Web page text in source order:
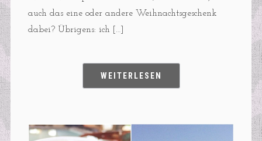
auch das eine oder andere Weihnachtsgeschenk
dabei? Übrigens: ich […]
WEITERLESEN